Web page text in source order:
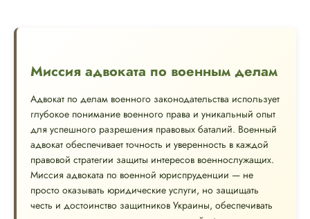
Миссия адвоката по военным делам
Адвокат по делам военного законодательства использует
глубокое понимание военного права и уникальный опыт
для успешного разрешения правовых баталий. Военный
адвокат обеспечивает точность и уверенность в каждой
правовой стратегии защиты интересов военнослужащих.
Миссия адвоката по военной юриспруденции — не
просто оказывать юридические услуги, но защищать
честь и достоинство защитников Украины, обеспечивать